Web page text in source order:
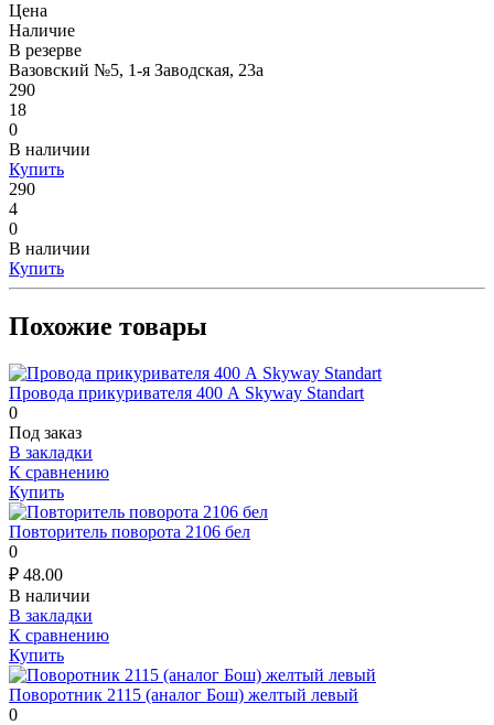
Цена
Наличие
В резерве
Вазовский №5, 1-я Заводская, 23а
290
18
0
В наличии
Купить
290
4
0
В наличии
Купить
Похожие товары
Провода прикуривателя 400 А Skyway Standart
0
Под заказ
В закладки
К сравнению
Купить
Повторитель поворота 2106 бел
0
₽ 48.00
В наличии
В закладки
К сравнению
Купить
Поворотник 2115 (аналог Бош) желтый левый
0